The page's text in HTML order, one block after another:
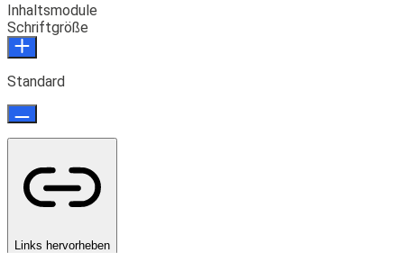
Inhaltsmodule
Schriftgröße
Standard
Links hervorheben